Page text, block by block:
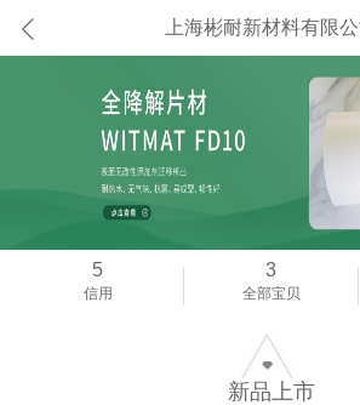
上海彬耐新材料有限公
5
信用
3
全部宝贝
新品上市